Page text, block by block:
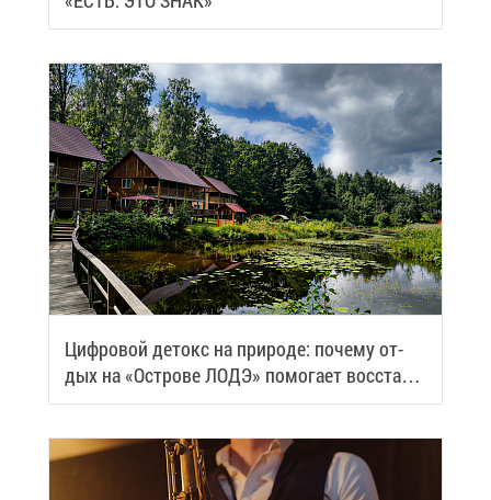
Циф­ро­вой де­токс на при­ро­де: по­че­му от­
дых на «Ост­ро­ве ЛОДЭ» по­мо­га­ет вос­ста­но­
вить си­лы